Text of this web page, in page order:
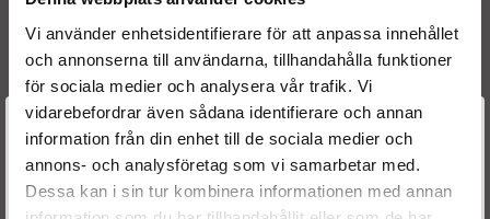
Vi använder enhetsidentifierare för att anpassa innehållet
och annonserna till användarna, tillhandahålla funktioner
för sociala medier och analysera vår trafik. Vi
vidarebefordrar även sådana identifierare och annan
information från din enhet till de sociala medier och
annons- och analysföretag som vi samarbetar med.
Dessa kan i sin tur kombinera informationen med annan
Originalnummer
0445020006BOSCH
0986437502 BOSCH
1920 UKCITROEN
500 3663 14 FIAT
Välkommen till
Dieselspecialisten.se